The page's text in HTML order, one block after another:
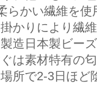
らかい繊維を
かりにより繊
造日本製ビー
は素材特有の
所で2-3日ほ